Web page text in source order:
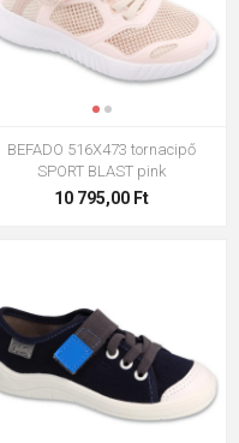
BEFADO 516X473 tornacipő
SPORT BLAST pink
10 795,00 Ft